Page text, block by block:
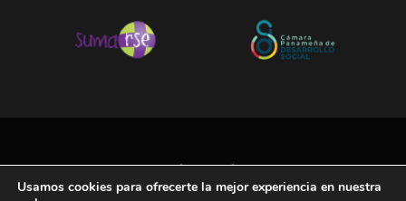
FUNDACIÓN VALÓRATE ©
Usamos cookies para ofrecerte la mejor experiencia en nuestra